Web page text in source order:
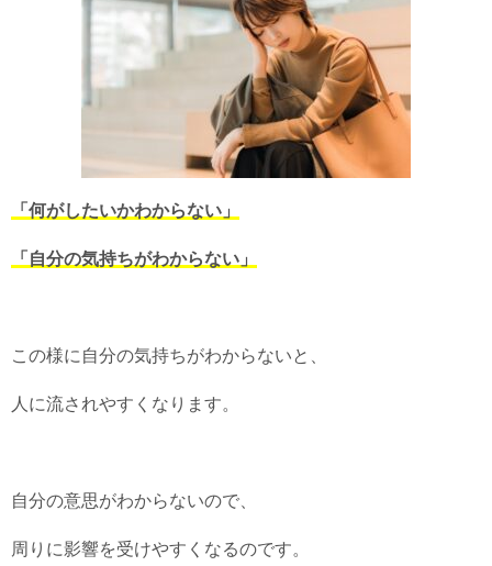
「何がしたいかわからない」
「自分の気持ちがわからない」
この様に自分の気持ちがわからないと、
人に流されやすくなります。
自分の意思がわからないので、
周りに影響を受けやすくなるのです。